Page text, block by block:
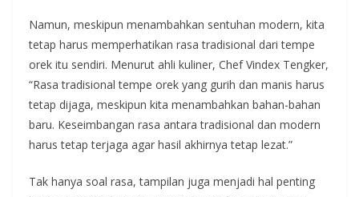
Namun, meskipun menambahkan sentuhan modern, kita
tetap harus memperhatikan rasa tradisional dari tempe
orek itu sendiri. Menurut ahli kuliner, Chef Vindex Tengker,
“Rasa tradisional tempe orek yang gurih dan manis harus
tetap dijaga, meskipun kita menambahkan bahan-bahan
baru. Keseimbangan rasa antara tradisional dan modern
harus tetap terjaga agar hasil akhirnya tetap lezat.”
Tak hanya soal rasa, tampilan juga menjadi hal penting